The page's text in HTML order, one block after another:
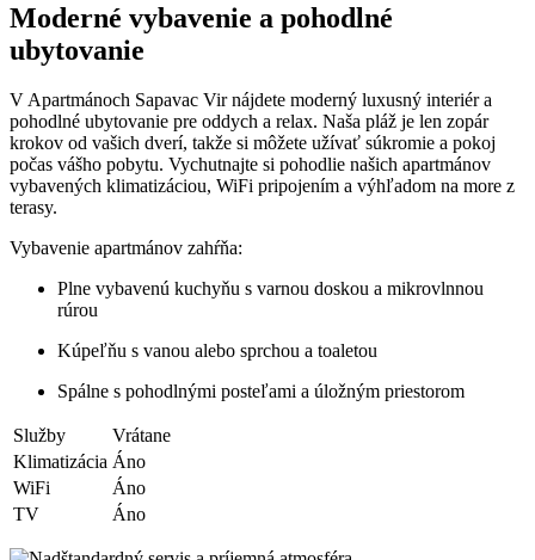
Moderné vybavenie a pohodlné
ubytovanie
V Apartmánoch Sapavac Vir nájdete moderný luxusný interiér a
pohodlné ubytovanie pre oddych a relax. Naša pláž je len zopár
krokov od vašich dverí, takže si môžete užívať súkromie a pokoj
počas vášho pobytu. Vychutnajte si pohodlie našich apartmánov
vybavených klimatizáciou, WiFi pripojením a výhľadom na more z
terasy.
Vybavenie apartmánov zahŕňa:
Plne vybavenú kuchyňu s varnou doskou a mikrovlnnou
rúrou
Kúpeľňu s vanou alebo sprchou a toaletou
Spálne s pohodlnými posteľami a úložným priestorom
Služby
Vrátane
Klimatizácia Áno
WiFi
Áno
TV
Áno